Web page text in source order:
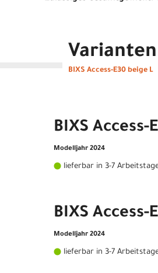
Varianten
BIXS Access-E30 beige L
BIXS Access-
Modelljahr 2024
lieferbar in 3-7
BIXS Access-
Modelljahr 2024
lieferbar in 3-7